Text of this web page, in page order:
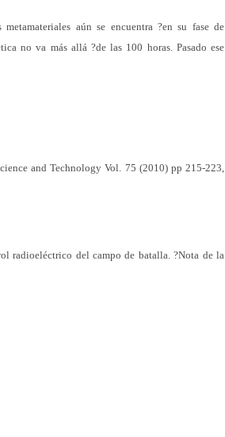
aún se encuentra ?en su fase de
no va más allá ?de las 100 horas. Pasado ese
and Technology Vol. 75 (2010) pp 215-223,
radioeléctrico del campo de batalla. ?Nota de la